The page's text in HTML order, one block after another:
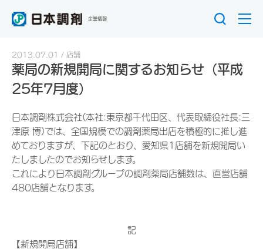
企業情報
2013.07.01 店舗
薬局の新規開局に関するお知らせ（平成
25年7月度）
日本調剤株式会社(本社:東京都千代田区、代表取締役社長:三
津原 博)では、全国規模での調剤薬局出店を積極的に推し進
めておりますが、下記のとおり、愛知県1店舗を新規開局い
たしましたのでお知らせします。
これにより日本調剤グループの調剤薬局店舗数は、直営店舗
480店舗となります。
記
【新規開局店舗】